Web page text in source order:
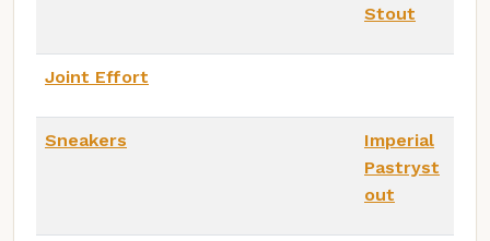
Stout
Joint Effort
Sneakers
Imperial
Pastryst
out